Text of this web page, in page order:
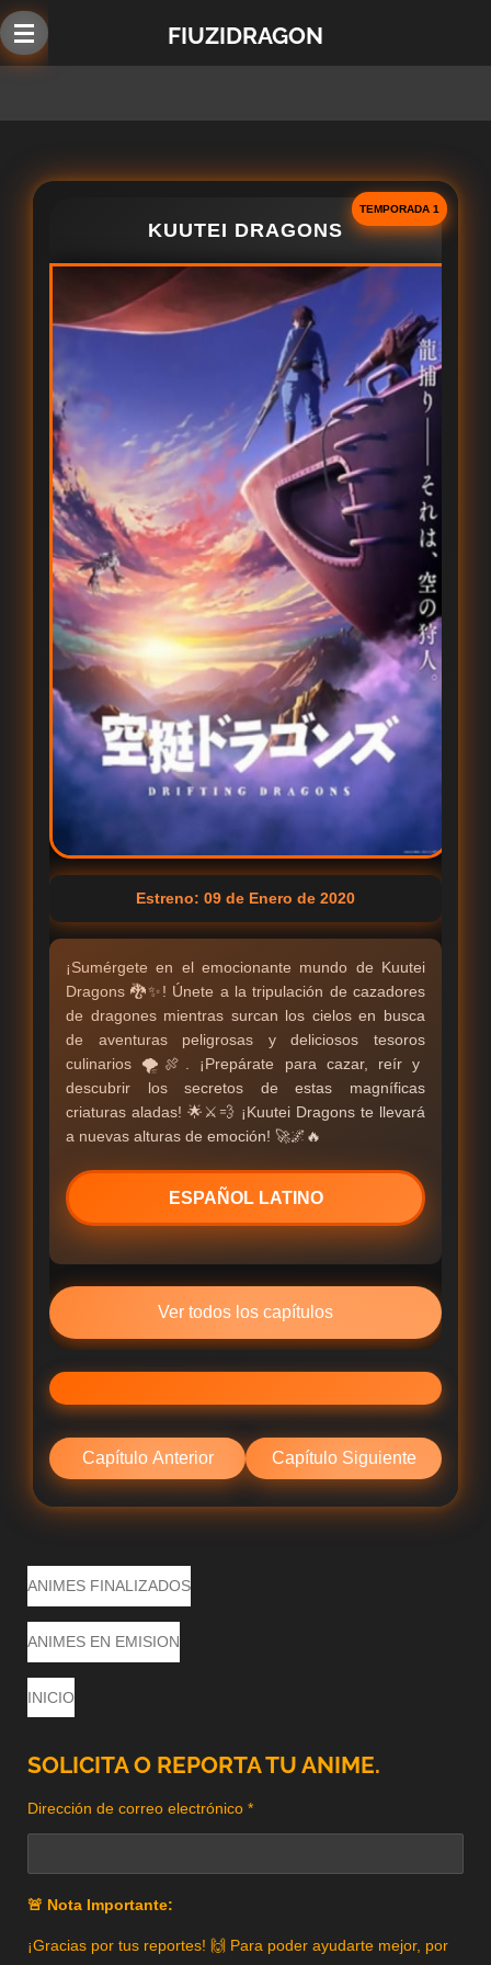
Ir
al
FIUZIDRAGON
TEMPORADA 1
KUUTEI DRAGONS
Estreno: 09 de Enero de 2020
¡Sumérgete en el emocionante mundo de Kuutei
Dragons 🐉✨! Únete a la tripulación de cazadores
de dragones mientras surcan los cielos en busca
de aventuras peligrosas y deliciosos tesoros
culinarios 🌪️🍖. ¡Prepárate para cazar, reír y
descubrir los secretos de estas magníficas
criaturas aladas! 🌟⚔️💨 ¡Kuutei Dragons te llevará
a nuevas alturas de emoción! 🚀🌌🔥
ESPAÑOL LATINO
Ver todos los capítulos
Capítulo Anterior Capítulo Siguiente
ANIMES FINALIZADOS
ANIMES EN EMISION
INICIO
SOLICITA O REPORTA TU ANIME.
Dirección de correo electrónico *
🚨 Nota Importante:
¡Gracias por tus reportes! 🙌 Para poder ayudarte mejor, por